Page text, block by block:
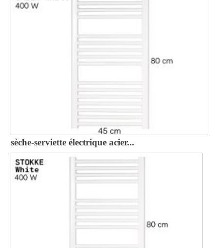
sèche-serviette électrique acier...